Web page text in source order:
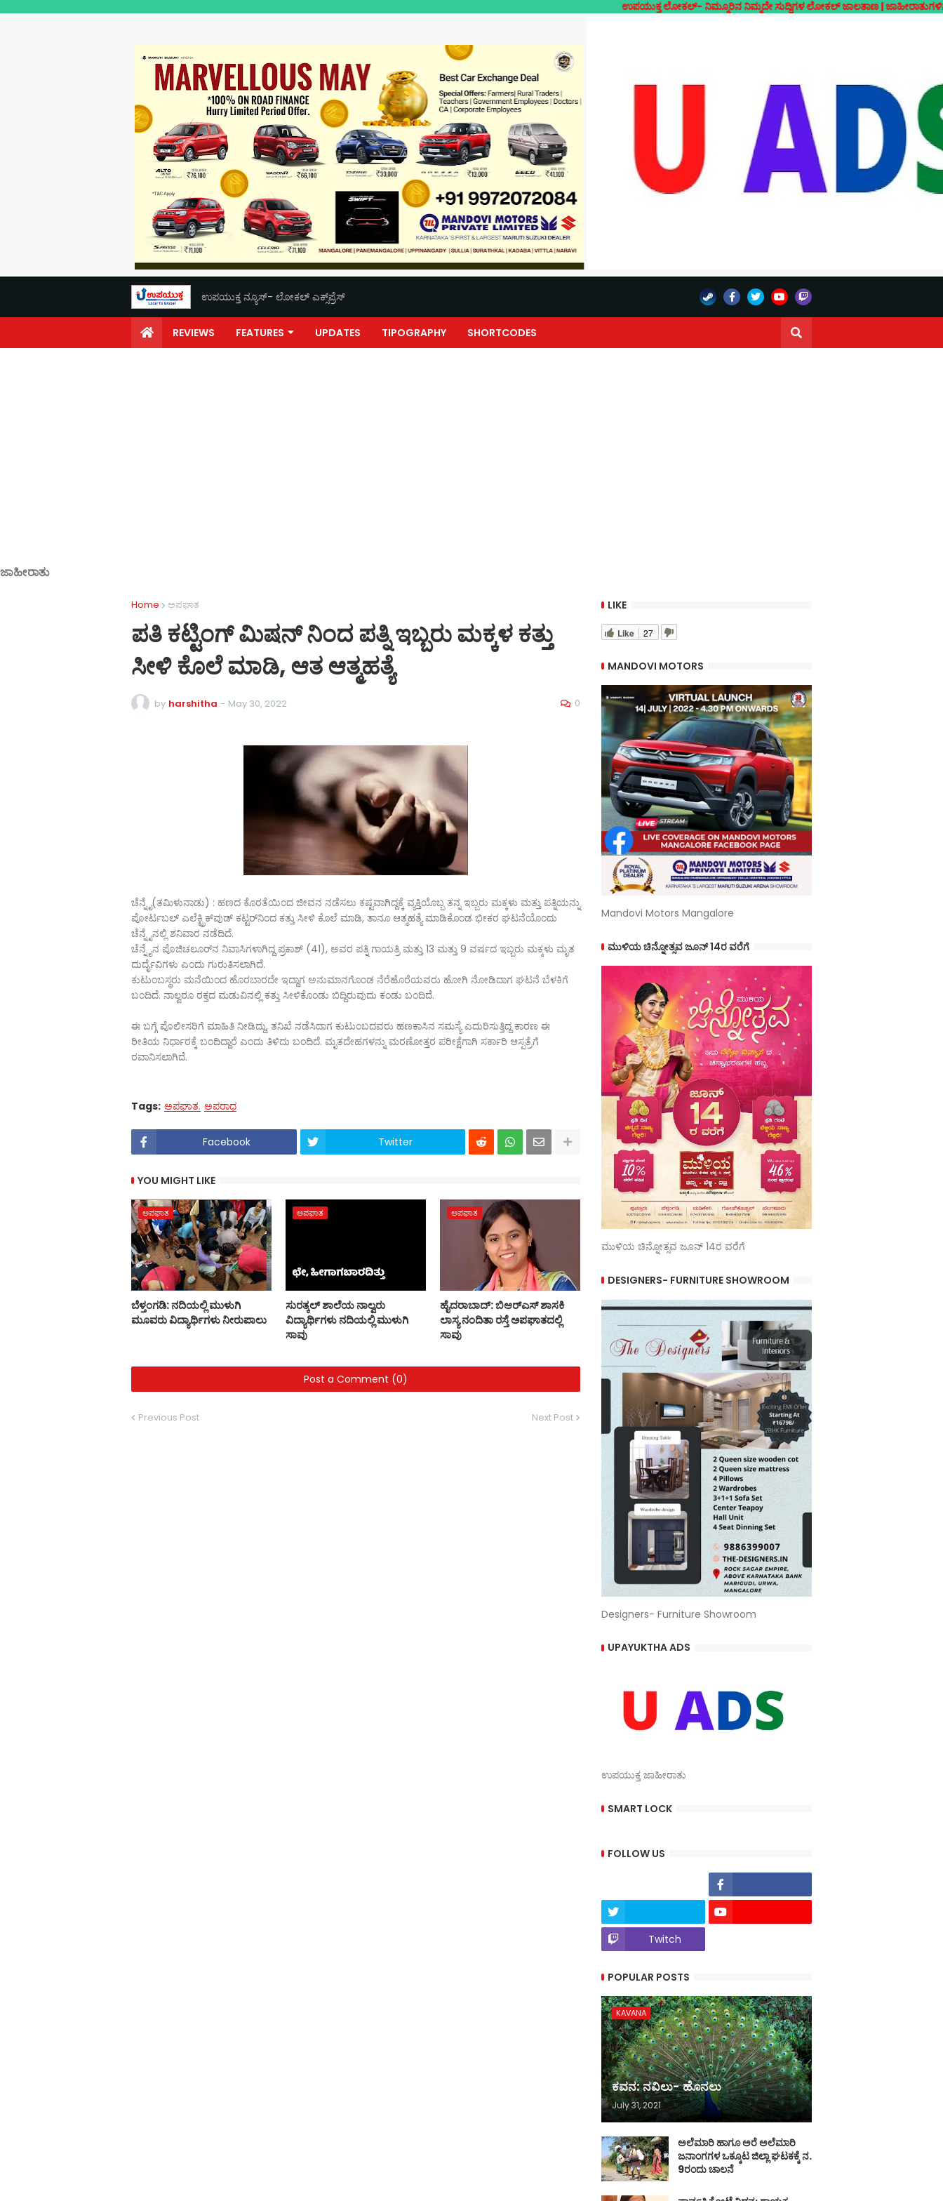
ಉಪಯುಕ್ತ ಲೋಕಲ್- ನಿಮ್ಮೂರಿನ ನಿಮ್ಮದೇ ಸುದ್ದಿಗಳ ಲೋಕಲ್ ಜಾಲತಾಣ | ಜಾಹೀರಾತುಗಳಿಗಾಗಿ
ಉಪಯುಕ್ತ ನ್ಯೂಸ್- ಲೋಕಲ್ ಎಕ್ಸ್‌ಪ್ರೆಸ್‌
REVIEWS FEATURES UPDATES TIPOGRAPHY SHORTCODES
ಜಾಹೀರಾತು
Home ಅಪಘಾತ
ಪತಿ ಕಟ್ಟಿಂಗ್ ಮಿಷನ್ ನಿಂದ ಪತ್ನಿ ಇಬ್ಬರು ಮಕ್ಕಳ ಕತ್ತು
ಸೀಳಿ ಕೊಲೆ ಮಾಡಿ, ಆತ ಆತ್ಮಹತ್ಯೆ
by harshitha - May 30, 2022 0
ಚೆನ್ನೈ(ತಮಿಳುನಾಡು) : ಹಣದ ಕೊರತೆಯಿಂದ ಜೀವನ ನಡೆಸಲು ಕಷ್ಟವಾಗಿದ್ದಕ್ಕೆ ವ್ಯಕ್ತಿಯೊಬ್ಬ ತನ್ನ ಇಬ್ಬರು ಮಕ್ಕಳು ಮತ್ತು ಪತ್ನಿಯನ್ನು
ಪೋರ್ಟಬಲ್ ಎಲೆಕ್ಟ್ರಿಕ್‌ವುಡ್ ಕಟ್ಟರ್​ನಿಂದ ಕತ್ತು ಸೀಳಿ ಕೊಲೆ ಮಾಡಿ, ತಾನೂ ಆತ್ಮಹತ್ಯೆ ಮಾಡಿಕೊಂಡ ಭೀಕರ ಘಟನೆಯೊಂದು
ಚೆನ್ನೈನಲ್ಲಿ ಶನಿವಾರ ನಡೆದಿದೆ.
ಚೆನ್ನೈನ ಪೊಜಿಚಲೂರ್‌ನ ನಿವಾಸಿಗಳಾಗಿದ್ದ ಪ್ರಕಾಶ್ (41), ಅವರ ಪತ್ನಿ ಗಾಯತ್ರಿ ಮತ್ತು 13 ಮತ್ತು 9 ವರ್ಷದ ಇಬ್ಬರು ಮಕ್ಕಳು ಮೃತ
ದುರ್ದೈವಿಗಳು ಎಂದು ಗುರುತಿಸಲಾಗಿದೆ.
ಕುಟುಂಬಸ್ಥರು ಮನೆಯಿಂದ ಹೊರಬಾರದೇ ಇದ್ದಾಗ ಅನುಮಾನಗೊಂಡ ನೆರೆಹೊರೆಯವರು ಹೋಗಿ ನೋಡಿದಾಗ ಘಟನೆ ಬೆಳಕಿಗೆ
ಬಂದಿದೆ. ನಾಲ್ವರೂ ರಕ್ತದ ಮಡುವಿನಲ್ಲಿ ಕತ್ತು ಸೀಳಿಕೊಂಡು ಬಿದ್ದಿರುವುದು ಕಂಡು ಬಂದಿದೆ.
ಈ ಬಗ್ಗೆ ಪೊಲೀಸರಿಗೆ ಮಾಹಿತಿ ನೀಡಿದ್ದು, ತನಿಖೆ ನಡೆಸಿದಾಗ ಕುಟುಂಬದವರು ಹಣಕಾಸಿನ ಸಮಸ್ಯೆ ಎದುರಿಸುತ್ತಿದ್ದ ಕಾರಣ ಈ
ರೀತಿಯ ನಿರ್ಧಾರಕ್ಕೆ ಬಂದಿದ್ದಾರೆ ಎಂದು ತಿಳಿದು ಬಂದಿದೆ. ಮೃತದೇಹಗಳನ್ನು ಮರಣೋತ್ತರ ಪರೀಕ್ಷೆಗಾಗಿ ಸರ್ಕಾರಿ ಆಸ್ಪತ್ರೆಗೆ
ರವಾನಿಸಲಾಗಿದೆ.
Tags: ಅಪಘಾತ ಅಪರಾಧ
Facebook Twitter
YOU MIGHT LIKE
ಅಪಘಾತ
ಬೆಳ್ತಂಗಡಿ: ನದಿಯಲ್ಲಿ ಮುಳುಗಿ
ಮೂವರು ವಿದ್ಯಾರ್ಥಿಗಳು ನೀರುಪಾಲು
ಅಪಘಾತ
ಸುರತ್ಕಲ್‌ ಶಾಲೆಯ ನಾಲ್ವರು
ವಿದ್ಯಾರ್ಥಿಗಳು ನದಿಯಲ್ಲಿ ಮುಳುಗಿ
ಸಾವು
ಅಪಘಾತ
ಹೈದರಾಬಾದ್: ಬಿಆರ್‌ಎಸ್ ಶಾಸಕಿ
ಲಾಸ್ಯ ನಂದಿತಾ ರಸ್ತೆ ಅಪಘಾತದಲ್ಲಿ
ಸಾವು
Post a Comment (0)
Previous Post Next Post
LIKE
Like 27
MANDOVI MOTORS
Mandovi Motors Mangalore
ಮುಳಿಯ ಚಿನ್ನೋತ್ಸವ ಜೂನ್ 14ರ ವರೆಗೆ
ಮುಳಿಯ ಚಿನ್ನೋತ್ಸವ ಜೂನ್ 14ರ ವರೆಗೆ
DESIGNERS- FURNITURE SHOWROOM
Designers- Furniture Showroom
UPAYUKTHA ADS
ಉಪಯುಕ್ತ ಜಾಹೀರಾತು
SMART LOCK
FOLLOW US
Twitch
POPULAR POSTS
KAVANA
ಕವನ: ನವಿಲು- ಹೊನಲು
July 31, 2021
ಅಲೆಮಾರಿ ಹಾಗೂ ಅರೆ ಅಲೆಮಾರಿ
ಜನಾಂಗಗಳ ಒಕ್ಕೂಟ ಜಿಲ್ಲಾ ಘಟಕಕ್ಕೆ ನ.
9ರಂದು ಚಾಲನೆ